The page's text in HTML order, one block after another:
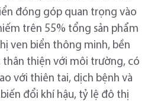
đóng góp quan trọng vào
trên 55% tổng sản phẩm
ven biển thông minh, bền
thân thiện với môi trường, có
với thiên tai, dịch bệnh và
đổi khí hậu, tỷ lệ đô thị